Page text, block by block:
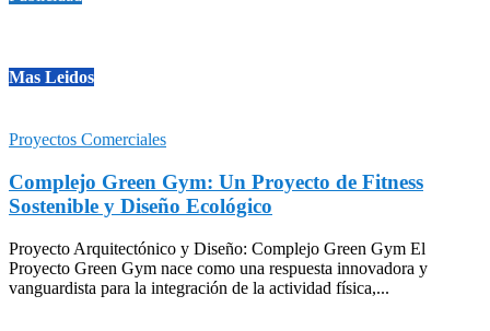
Mas Leidos
Proyectos Comerciales
Complejo Green Gym: Un Proyecto de Fitness
Sostenible y Diseño Ecológico
Proyecto Arquitectónico y Diseño: Complejo Green Gym El
Proyecto Green Gym nace como una respuesta innovadora y
vanguardista para la integración de la actividad física,...